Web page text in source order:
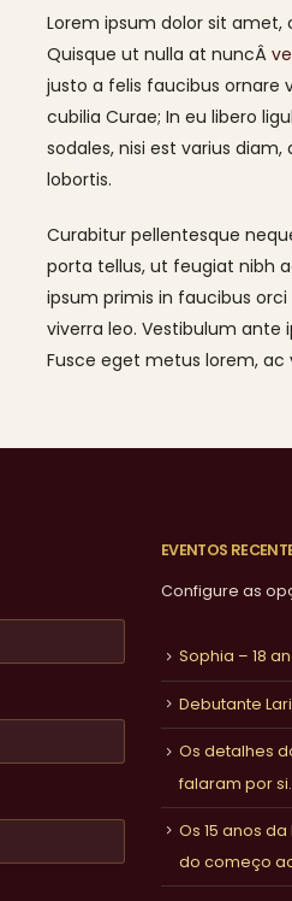
Lorem ipsum dolor sit
Quisque ut nulla at nuncÂ
justo a felis faucibus ornare
cubilia Curae; In eu libero
sodales, nisi est varius
lobortis.
Curabitur pellentesque
porta tellus, ut feugiat nibh
ipsum primis in faucibus
viverra leo. Vestibulum ante
Fusce eget metus lorem, ac
EVENTOS
Configure as
Sophia – 18
Debutante
Os detalhes
falaram por si.
Os 15 anos
do começo